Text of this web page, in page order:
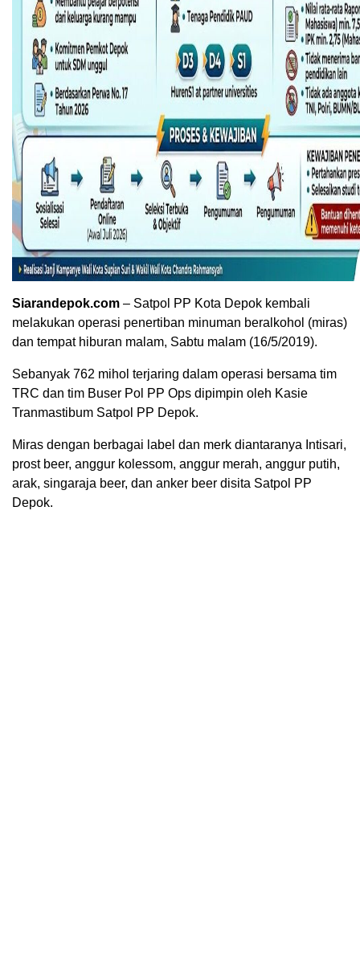
Siarandepok.com – Satpol PP Kota Depok kembali
melakukan operasi penertiban minuman beralkohol (miras)
dan tempat hiburan malam, Sabtu malam (16/5/2019).
Sebanyak 762 mihol terjaring dalam operasi bersama tim
TRC dan tim Buser Pol PP Ops dipimpin oleh Kasie
Tranmastibum Satpol PP Depok.
Miras dengan berbagai label dan merk diantaranya Intisari,
prost beer, anggur kolessom, anggur merah, anggur putih,
arak, singaraja beer, dan anker beer disita Satpol PP
Depok.